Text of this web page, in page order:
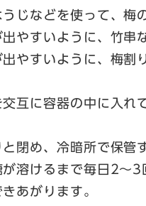
じなどを使って、梅
やすいように、竹串
やすいように、梅割
互に容器の中に入れ
閉め、冷暗所で保管
溶けるまで毎日2～3
あがります。